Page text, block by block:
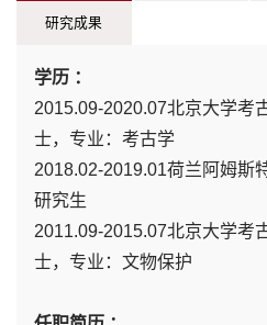
研究成果
学历 ：
2015.09-2020.07北京大学考
士，专业：考古学
2018.02-2019.01荷兰阿姆斯
研究生
2011.09-2015.07北京大学考
士，专业：文物保护